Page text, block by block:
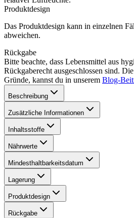
Produktdesign
Das Produktdesign kann in einzelnen
abweichen.
Rückgabe
Bitte beachte, dass Lebensmittel aus
Rückgaberecht ausgeschlossen sind.
Gründe, kannst du in unserem Blog-
Beschreibung
Zusätzliche Informationen
Inhaltsstoffe
Nährwerte
Mindesthaltbarkeitsdatum
Lagerung
Produktdesign
Rückgabe